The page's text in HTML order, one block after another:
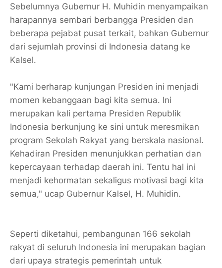
Sebelumnya ‎Gubernur H. Muhidin menyampaikan
harapannya sembari berbangga Presiden dan
beberapa pejabat pusat terkait, bahkan Gubernur
dari sejumlah provinsi di Indonesia datang ke
Kalsel.
‎"Kami berharap kunjungan Presiden ini menjadi
momen kebanggaan bagi kita semua. Ini
merupakan kali pertama Presiden Republik
Indonesia berkunjung ke sini untuk meresmikan
program Sekolah Rakyat yang berskala nasional.
Kehadiran Presiden menunjukkan perhatian dan
kepercayaan terhadap daerah ini. Tentu hal ini
menjadi kehormatan sekaligus motivasi bagi kita
semua," ucap Gubernur Kalsel, H. Muhidin.
Seperti diketahui, pembangunan 166 sekolah
rakyat di seluruh Indonesia ini merupakan bagian
dari upaya strategis pemerintah untuk